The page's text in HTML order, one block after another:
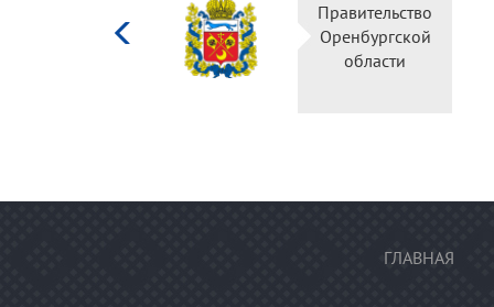
Правительство
Оренбургской
области
ГЛАВНАЯ